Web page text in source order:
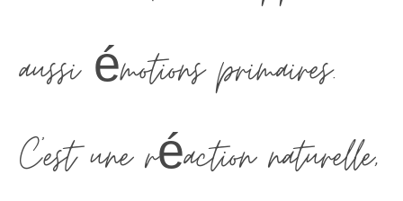
aussi émotions primaires.
C’est une réaction naturelle,